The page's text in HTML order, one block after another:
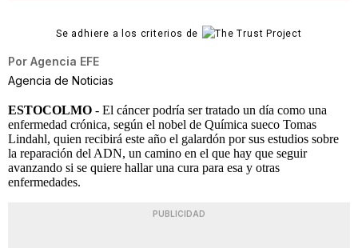
Se adhiere a los criterios de
Por Agencia EFE
Agencia de Noticias
ESTOCOLMO - El cáncer podría ser tratado un día como una
enfermedad crónica, según el nobel de Química sueco Tomas
Lindahl, quien recibirá este año el galardón por sus estudios sobre
la reparación del ADN, un camino en el que hay que seguir
avanzando si se quiere hallar una cura para esa y otras
enfermedades.
PUBLICIDAD